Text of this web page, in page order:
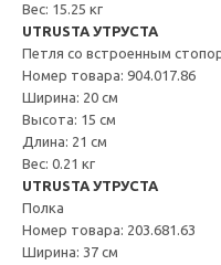
Вес: 15.25 кг
UTRUSTA УТРУСТА
Петля со встроенным
Номер товара: 904.017.86
Ширина: 20 см
Высота: 15 см
Длина: 21 см
Вес: 0.21 кг
UTRUSTA УТРУСТА
Полка
Номер товара: 203.681.63
Ширина: 37 см